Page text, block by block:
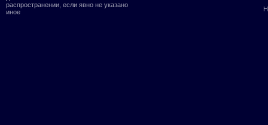
распространении, если явно не указано
иное